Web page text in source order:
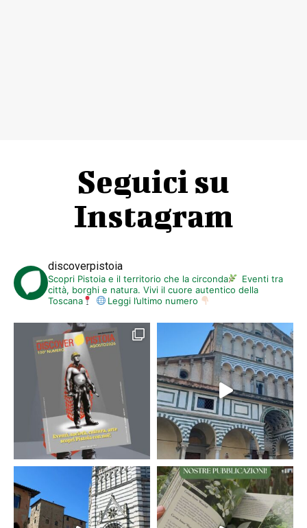
Seguici su
Instagram
discoverpistoia
Scopri Pistoia e il territorio che la circonda
Eventi tra
città, borghi e natura. Vivi il cuore autentico della
Toscana
Leggi l’ultimo numero